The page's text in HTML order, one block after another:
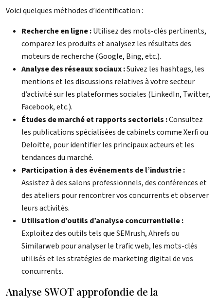
Voici quelques méthodes d’identification :
Recherche en ligne :Utilisez des mots-clés pertinents,
comparez les produits et analysez les résultats des
moteurs de recherche (Google, Bing, etc.).
Analyse des réseaux sociaux :Suivez les hashtags, les
mentions et les discussions relatives à votre secteur
d’activité sur les plateformes sociales (LinkedIn, Twitter,
Facebook, etc.).
Études de marché et rapports sectoriels :Consultez
les publications spécialisées de cabinets comme Xerfi ou
Deloitte, pour identifier les principaux acteurs et les
tendances du marché.
Participation à des événements de l’industrie :
Assistez à des salons professionnels, des conférences et
des ateliers pour rencontrer vos concurrents et observer
leurs activités.
Utilisation d’outils d’analyse concurrentielle :
Exploitez des outils tels que SEMrush, Ahrefs ou
Similarweb pour analyser le trafic web, les mots-clés
utilisés et les stratégies de marketing digital de vos
concurrents.
Analyse SWOT approfondie de la